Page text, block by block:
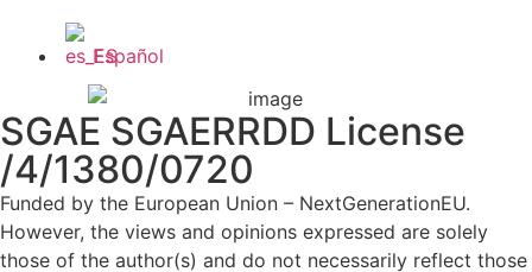
Español
SGAE SGAERRDD License
/4/1380/0720
Funded by the European Union – NextGenerationEU.
However, the views and opinions expressed are solely
those of the author(s) and do not necessarily reflect those